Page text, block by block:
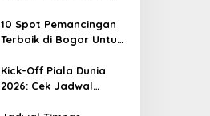
Penahanan Israel
10 Spot Pemancingan
Terbaik di Bogor Untuk
Kick-Off Piala Dunia
2026: Cek Jadwal